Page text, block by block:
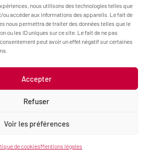
nous utilisons des technologies telles que
accéder aux informations des appareils. Le fait de
nous permettra de traiter des données telles que le
ou les ID uniques sur ce site. Le fait de ne pas
peut avoir un effet négatif sur certaines
Accepter
Refuser
Voir les préférences
de cookiesMentions légales
ChanteclairDesign : Camille Frégier